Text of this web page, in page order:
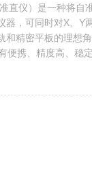
直仪）是一种将自
，可同时对X、Y
精密平板的理想角
便携、精度高、稳